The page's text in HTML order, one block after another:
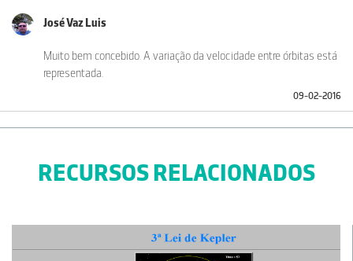
José Vaz Luis
Muito bem concebido. A variação da velocidade entre órbitas está
representada.
09-02-2016
RECURSOS RELACIONADOS